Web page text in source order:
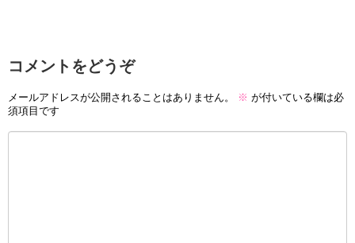
コメントをどうぞ
メールアドレスが公開されることはありません。 ※ が付いている欄は必
須項目です